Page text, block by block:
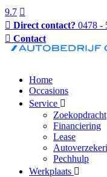
9.7
Direct contact? 0478 -
Contact
Home
Occasions
Service
Zoekopdracht
Financiering
Lease
Pechhulp
Werkplaats